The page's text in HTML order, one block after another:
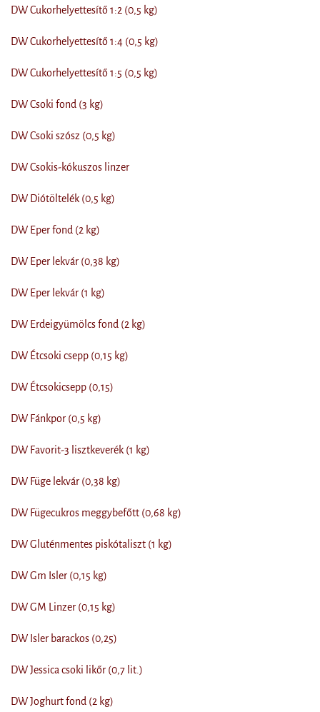
DW Cukorhelyettesítő 1:2 (0,5 kg)
DW Cukorhelyettesítő 1:4 (0,5 kg)
DW Cukorhelyettesítő 1:5 (0,5 kg)
DW Csoki fond (3 kg)
DW Csoki szósz (0,5 kg)
DW Csokis-kókuszos linzer
DW Diótöltelék (0,5 kg)
DW Eper fond (2 kg)
DW Eper lekvár (0,38 kg)
DW Eper lekvár (1 kg)
DW Erdeigyümölcs fond (2 kg)
DW Étcsoki csepp (0,15 kg)
DW Étcsokicsepp (0,15)
DW Fánkpor (0,5 kg)
DW Favorit-3 lisztkeverék (1 kg)
DW Füge lekvár (0,38 kg)
DW Fügecukros meggybefőtt (0,68 kg)
DW Gluténmentes piskótaliszt (1 kg)
DW Gm Isler (0,15 kg)
DW GM Linzer (0,15 kg)
DW Isler barackos (0,25)
DW Jessica csoki likőr (0,7 lit.)
DW Joghurt fond (2 kg)